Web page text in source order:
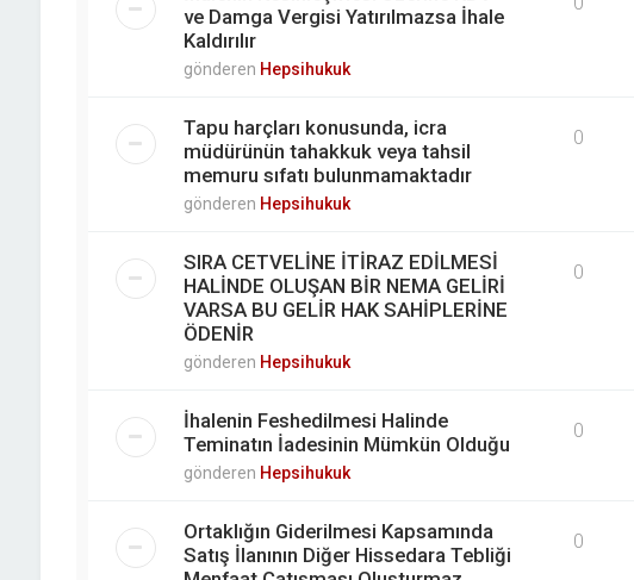
ve Damga Vergisi Yatırılmazsa İhale
Kaldırılır
gönderen Hepsihukuk
Tapu harçları konusunda, icra
müdürünün tahakkuk veya tahsil
memuru sıfatı bulunmamaktadır
gönderen Hepsihukuk
0
SIRA CETVELİNE İTİRAZ EDİLMESİ
HALİNDE OLUŞAN BİR NEMA GELİRİ
VARSA BU GELİR HAK SAHİPLERİNE
ÖDENİR
gönderen Hepsihukuk
0
İhalenin Feshedilmesi Halinde
Teminatın İadesinin Mümkün Olduğu
gönderen Hepsihukuk
0
Ortaklığın Giderilmesi Kapsamında
Satış İlanının Diğer Hissedara Tebliği
0